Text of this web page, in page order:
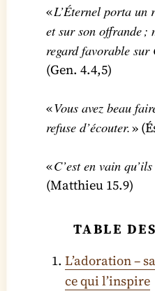
«L’Éternel porta un
et sur son offrande ;
regard favorable sur
(Gen. 4.4,5)
«Vous avez beau
refuse d’écouter.»
«C’est en vain
(Matthieu 15.9)
TABLE
L’adoration –
ce qui l’inspire